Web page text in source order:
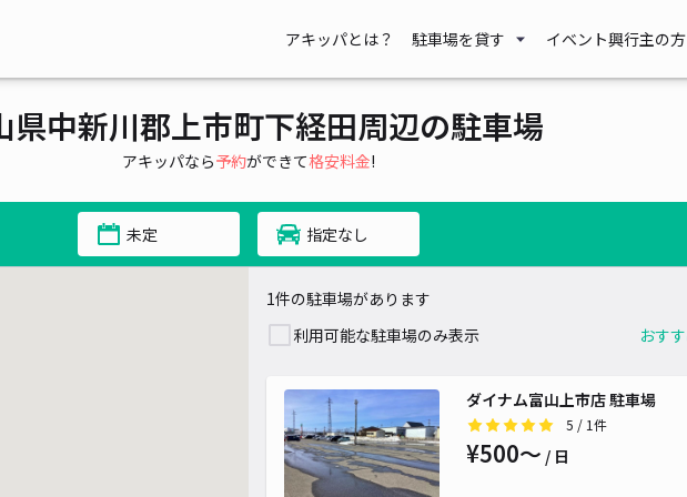
アキッパとは？ 駐車場を貸す イベント興行主の方
県中新川郡上市町下経田周辺の駐車場
アキッパなら予約ができて格安料金!
未定 指定なし
1件の駐車場があります
利用可能な駐車場のみ表示
ダイナム富山上市店 駐車場
5 / 1件
¥500〜 / 日